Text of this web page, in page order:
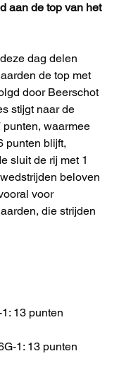
aan de top van het
dag delen
de top met
door Beerschot
stijgt naar de
waarmee
punten blijft,
sluit de rij met 1
beloven
voor
die strijden
13 punten
1: 13 punten